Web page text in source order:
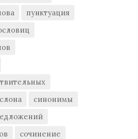
пунктуация
синонимы
сочинение